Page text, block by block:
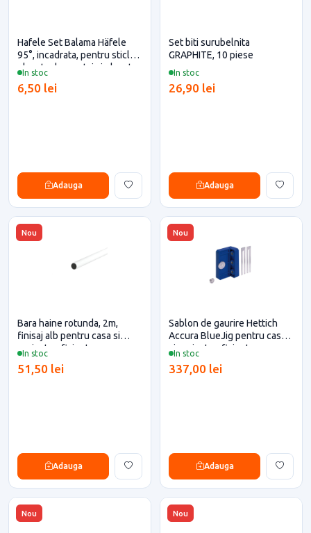
In stoc
Hafele Set Balama Häfele
95°, incadrata, pentru sticla,
placuta de montaj si placuta
6,50 lei
Adauga
In stoc
Set biti surubelnita
GRAPHITE, 10 piese
26,90 lei
Adauga
Nou
In stoc
Bara haine rotunda, 2m,
finisaj alb pentru casa si
proiecte eficiente
51,50 lei
Adauga
Nou
In stoc
Sablon de gaurire Hettich
Accura BlueJig pentru casa
si proiecte eficiente
337,00 lei
Adauga
Nou Nou